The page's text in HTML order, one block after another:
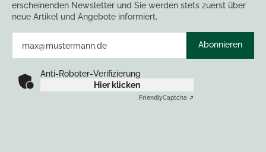
erscheinenden Newsletter und Sie werden stets zuerst über
neue Artikel und Angebote informiert.
Abonnieren
Anti-Roboter-Verifizierung
Hier klicken
FriendlyCaptcha ⇗